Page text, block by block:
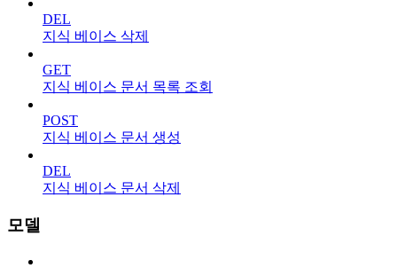
DEL
지식 베이스 삭제
GET
지식 베이스 문서 목록 조회
POST
지식 베이스 문서 생성
DEL
지식 베이스 문서 삭제
모델